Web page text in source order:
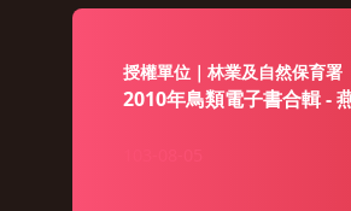
授權單位｜林業及自然保育署
2010年鳥類電子書合輯 -